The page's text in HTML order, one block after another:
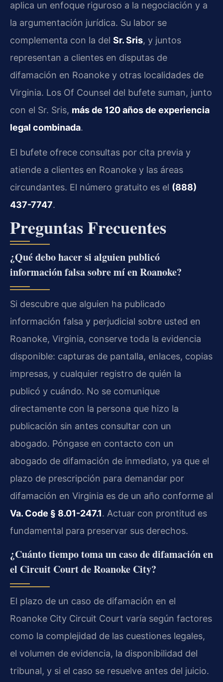
aplica un enfoque riguroso a la negociación y a
la argumentación jurídica. Su labor se
complementa con la del Sr. Sris, y juntos
representan a clientes en disputas de
difamación en Roanoke y otras localidades de
Virginia. Los Of Counsel del bufete suman, junto
con el Sr. Sris, más de 120 años de experiencia
legal combinada.
El bufete ofrece consultas por cita previa y
atiende a clientes en Roanoke y las áreas
circundantes. El número gratuito es el (888)
437-7747.
Preguntas Frecuentes
¿Qué debo hacer si alguien publicó
información falsa sobre mí en Roanoke?
Si descubre que alguien ha publicado
información falsa y perjudicial sobre usted en
Roanoke, Virginia, conserve toda la evidencia
disponible: capturas de pantalla, enlaces, copias
impresas, y cualquier registro de quién la
publicó y cuándo. No se comunique
directamente con la persona que hizo la
publicación sin antes consultar con un
abogado. Póngase en contacto con un
abogado de difamación de inmediato, ya que el
plazo de prescripción para demandar por
difamación en Virginia es de un año conforme al
Va. Code § 8.01-247.1. Actuar con prontitud es
fundamental para preservar sus derechos.
¿Cuánto tiempo toma un caso de difamación en
el Circuit Court de Roanoke City?
El plazo de un caso de difamación en el
Roanoke City Circuit Court varía según factores
como la complejidad de las cuestiones legales,
el volumen de evidencia, la disponibilidad del
tribunal, y si el caso se resuelve antes del juicio.